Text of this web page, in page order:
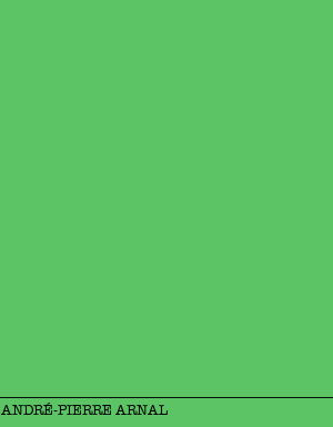
ANDRÉ-PIERRE ARNAL